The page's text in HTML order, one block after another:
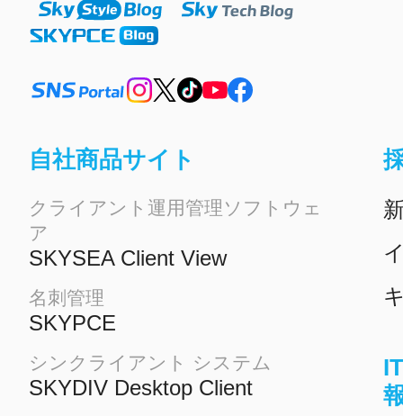
自社商品サイト
クライアント運用管理ソフトウェ
ア
SKYSEA Client View
名刺管理
SKYPCE
シンクライアント システム
SKYDIV Desktop Client